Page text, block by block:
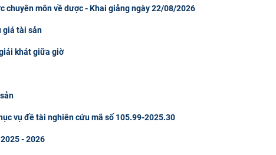
chuyên môn về dược - Khai giảng ngày 22/08/2026
giá tài sản
khát giữa giờ
vụ đề tài nghiên cứu mã số 105.99-2025.30
- 2026